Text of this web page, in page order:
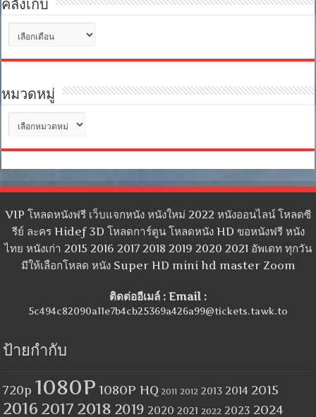
คลังเก็บ
คลัง
เก็บ
หมวดหมู่
หมวด
หมู่
VIP โหลดหนังฟรี เว็บแจกหนัง หนังใหม่ 2022 หนังออนไลน์ โหลดซี
รีย์ ละคร Hidef 3D โหลดการ์ตูน โหลดหนัง HD ขอหนังฟรี หนัง
ไทย หนังเก่า 2015 2016 2017 2018 2019 2020 2021 อัพเดท ทุกวัน
มีให้เลือกโหลด หนัง Super HD mini hd master Zoom
ติดต่ออีเมล์ : Email :
5c494c82090a11e7b4cb25369a426a99@tickets.tawk.to
ป้ายกำกับ
720p 1080P 1080P HQ 2011 2012 2013 2014 2015
2016 2017 2018 2019 2020 2021 2022 2023 2024